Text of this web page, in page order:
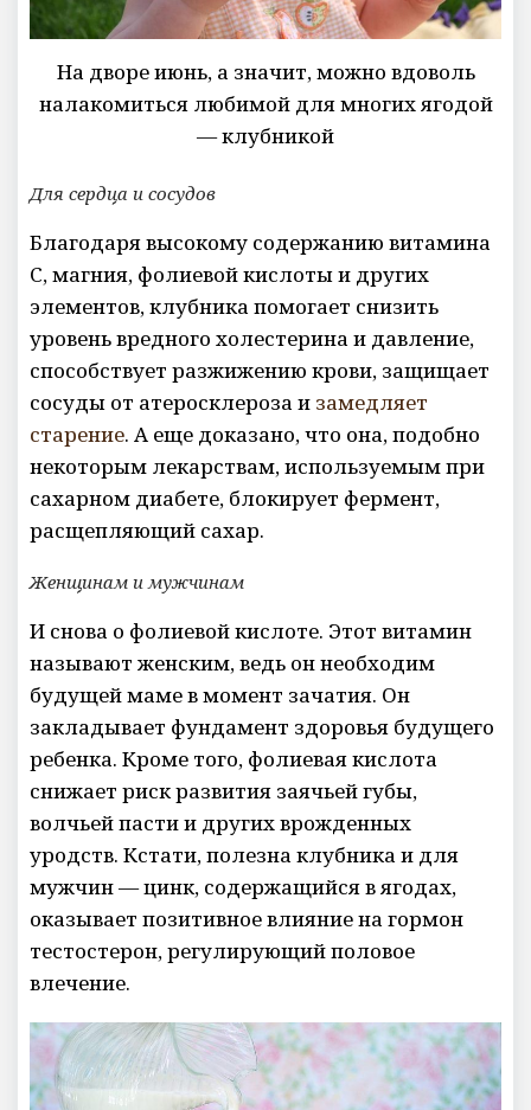
На дворе июнь, а значит, можно вдоволь
налакомиться любимой для многих ягодой
— клубникой
Для сердца и сосудов
Благодаря высокому содержанию витамина
С, магния, фолиевой кислоты и других
элементов, клубника помогает снизить
уровень вредного холестерина и давление,
способствует разжижению крови, защищает
сосуды от атеросклероза и замедляет
старение. А еще доказано, что она, подобно
некоторым лекарствам, используемым при
сахарном диабете, блокирует фермент,
расщепляющий сахар.
Женщинам и мужчинам
И снова о фолиевой кислоте. Этот витамин
называют женским, ведь он необходим
будущей маме в момент зачатия. Он
закладывает фундамент здоровья будущего
ребенка. Кроме того, фолиевая кислота
снижает риск развития заячьей губы,
волчьей пасти и других врожденных
уродств. Кстати, полезна клубника и для
мужчин — цинк, содержащийся в ягодах,
оказывает позитивное влияние на гормон
тестостерон, регулирующий половое
влечение.